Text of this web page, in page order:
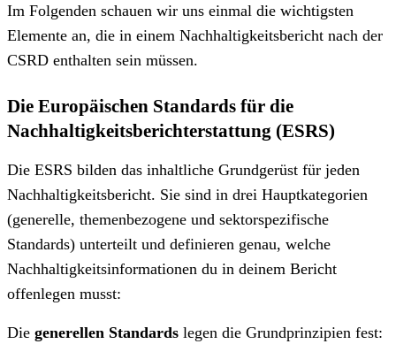
Im Folgenden schauen wir uns einmal die wichtigsten
Elemente an, die in einem Nachhaltigkeitsbericht nach der
CSRD enthalten sein müssen.
Die Europäischen Standards für die
Nachhaltigkeitsberichterstattung (ESRS)
Die ESRS bilden das inhaltliche Grundgerüst für jeden
Nachhaltigkeitsbericht. Sie sind in drei Hauptkategorien
(generelle, themenbezogene und sektorspezifische
Standards) unterteilt und definieren genau, welche
Nachhaltigkeitsinformationen du in deinem Bericht
offenlegen musst:
Die generellen Standards legen die Grundprinzipien fest: